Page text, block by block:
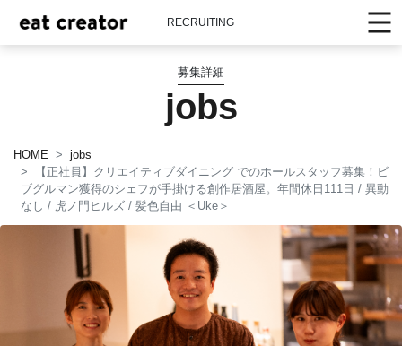
RECRUITING
募集詳細
jobs
HOME
jobs
【正社員】クリエイティブダイニング でのホールスタッフ募集！ビ
ブグルマン獲得のシェフが手掛ける創作居酒屋。年間休日111日 / 異動
なし / 虎ノ門ヒルズ / 髪色自由 ＜Uke＞